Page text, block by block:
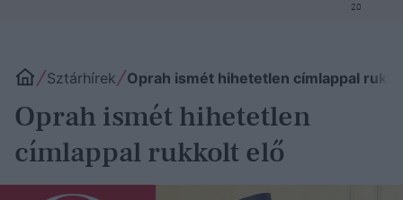
20
Sztárhírek Oprah ismét hihetetlen címlappal
Oprah ismét hihetetlen
címlappal rukkolt elő